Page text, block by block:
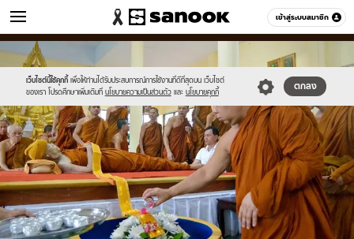
เข้าสู่ระบบสมาชิก
ข่าว หมวดอื่นๆ
เว็บไซต์นี้ใช้คุกกี้ เพื่อให้ท่านได้รับประสบการณ์การใช้งานที่ดีที่สุดบน เว็บไซต์
ของเรา โปรดศึกษาเพิ่มเติมที่ นโยบายความเป็นส่วนตัว และ นโยบายคุกกี้
ตกลง
Sanook
//s.isanook.com/sr/0/images/logo-
new-
sanook.png
600
60
//s.isanook.com/ns/0/ud/1430/7152630/a.jpg